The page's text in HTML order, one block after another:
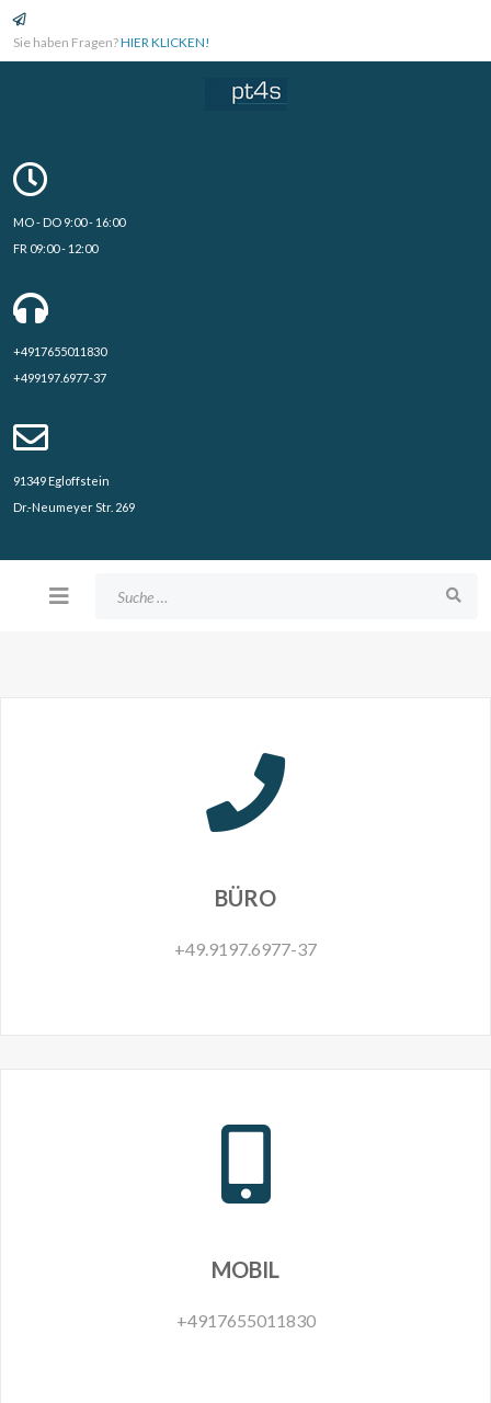
Sie haben Fragen?HIER KLICKEN!
MO - DO 9:00 - 16:00
FR 09:00 - 12:00
+4917655011830
+499197.6977-37
91349 Egloffstein
Dr.-Neumeyer Str. 269
BÜRO
+49.9197.6977-37
MOBIL
+4917655011830